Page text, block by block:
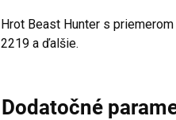
Hrot Beast Hunter s
2219 a ďalšie.
Dodatočné